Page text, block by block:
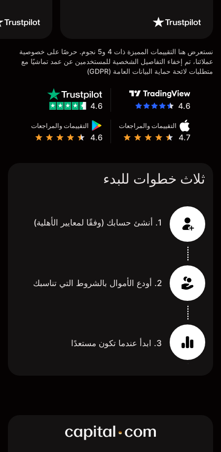
نستعرض هنا التقييمات المميزة ذات 4 و5 نجوم. حرصًا على خصوصية
عملائنا، تم إخفاء التفاصيل الشخصية للمستخدمين عن عمد تماشيًا مع
متطلبات لائحة حماية البيانات العامة (GDPR)
4.6
التقييمات والمراجعات
4.7
التقييمات والمراجعات
4.6
4.6
ثلاث خطوات للبدء
1. أنشئ حسابك (وفقًا لمعايير الأهلية)
2. أودع الأموال بالشروط التي تناسبك
3. ابدأ عندما تكون مستعدًا